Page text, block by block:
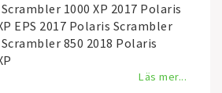
1000 XP 2017 Polaris
EPS 2017 Polaris Scrambler
850 2018 Polaris
Läs mer...